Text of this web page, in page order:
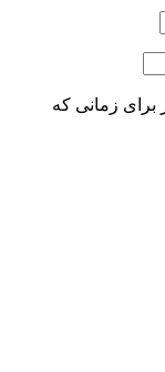
برای زمانی که